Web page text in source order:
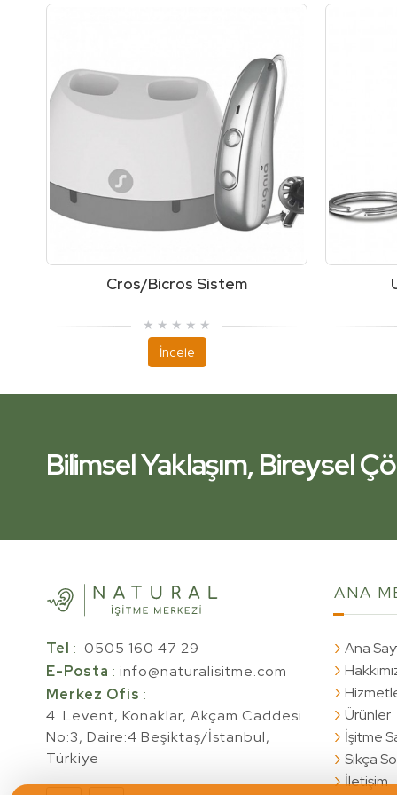
Cros/Bicros Sistem
İncele
Bilimsel Yaklaşım, Bireysel
Bilimsel Yaklaşım, Bireysel
Tel : 0505 160 47 29
E-Posta : info@naturalisitme.com
Merkez Ofis :
4. Levent, Konaklar, Akçam Caddesi
No:3, Daire:4 Beşiktaş/İstanbul,
Türkiye
ANA
Ana
Ürünler
İşitme
Sıkça
İletişim